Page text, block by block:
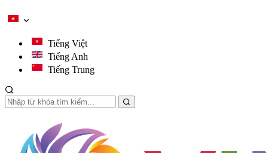
Tiếng Việt
Tiếng Anh
Tiếng Trung